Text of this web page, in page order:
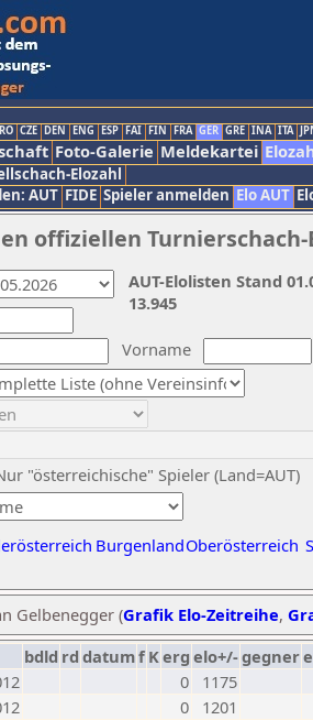
CZE DEN ENG ESP FAI FIN FRA GER GRE INA ITA
Foto-Galerie Meldekartei
Elozahl
AUT FIDE Spieler anmelden Elo AUT
offiziellen Turnierschach-
Vorname
"österreichische" Spieler (Land=AUT)
BurgenlandOberösterreich
AUT-Elolisten Stand
13.945
Gelbenegger (Grafik Elo-Zeitreihe,
bdld rd datumf Kerg elo+/-gegner
0
1175
0
1201